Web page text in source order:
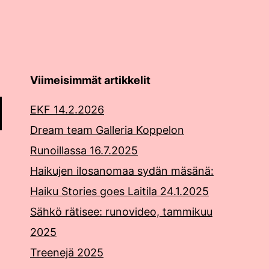
Viimeisimmät artikkelit
EKF 14.2.2026
Dream team Galleria Koppelon
Runoillassa 16.7.2025
Haikujen ilosanomaa sydän mäsänä:
Haiku Stories goes Laitila 24.1.2025
Sähkö rätisee: runovideo, tammikuu
2025
Treenejä 2025